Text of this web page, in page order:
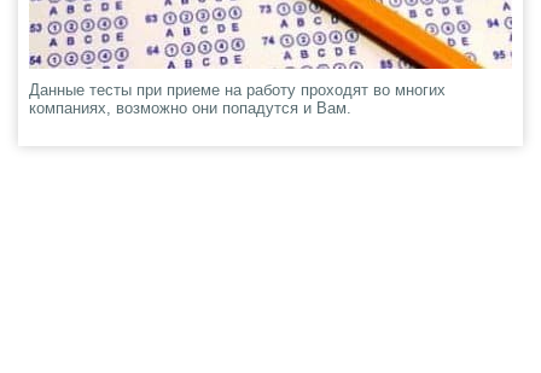
Данные тесты при приеме на работу проходят во многих
компаниях, возможно они попадутся и Вам.